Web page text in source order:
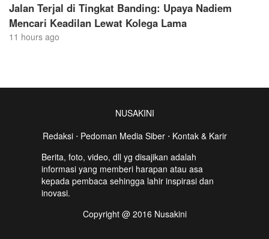
Jalan Terjal di Tingkat Banding: Upaya Nadiem
Mencari Keadilan Lewat Kolega Lama
11 hours ago
NUSAKINI
Redaksi⋅ Pedoman Media Siber⋅ Kontak & Karir
Berita, foto, video, dll yg disajikan adalah
informasi yang memberi harapan atau asa
kepada pembaca sehingga lahir inspirasi dan
inovasi.
Copyright @ 2016 Nusakini